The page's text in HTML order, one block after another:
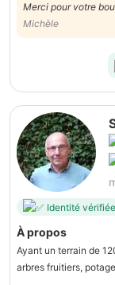
Merci pour votre
Michèle
Identité vérifiée
À propos
Ayant un terrain de
arbres fruitiers,